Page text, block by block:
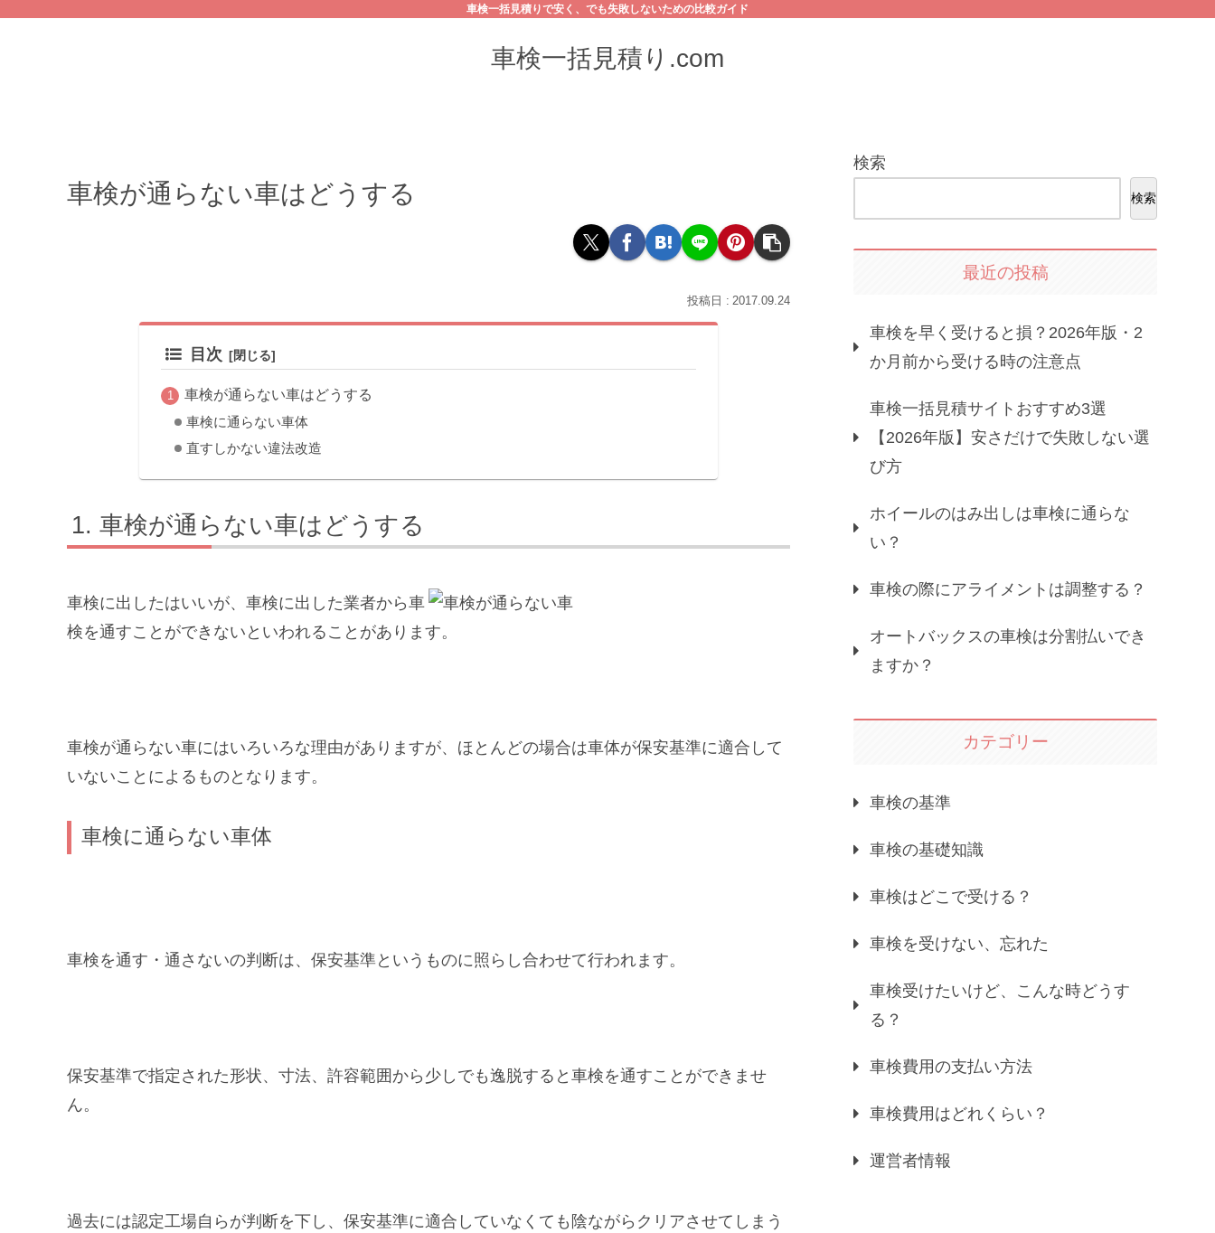
車検一括見積りで安く、でも失敗しないための比較ガイド
車検一括見積り.com
車検が通らない車はどうする
2017.09.24
目次
車検が通らない車はどうする
車検に通らない車体
直すしかない違法改造
車検が通らない車はどうする
車検に出したはいいが、車検に出した業者から車
検を通すことができないといわれることがあります。
車検が通らない車にはいろいろな理由がありますが、ほとんどの場合は車体が保安基準に適合して
いないことによるものとなります。
車検に通らない車体
車検を通す・通さないの判断は、保安基準というものに照らし合わせて行われます。
保安基準で指定された形状、寸法、許容範囲から少しでも逸脱すると車検を通すことができませ
ん。
過去には認定工場自らが判断を下し、保安基準に適合していなくても陰ながらクリアさせてしまう
検索
検索
最近の投稿
車検を早く受けると損？2026年版・2
か月前から受ける時の注意点
車検一括見積サイトおすすめ3選
【2026年版】安さだけで失敗しない選
び方
ホイールのはみ出しは車検に通らな
い？
車検の際にアライメントは調整する？
オートバックスの車検は分割払いでき
ますか？
カテゴリー
車検の基準
車検の基礎知識
車検はどこで受ける？
車検を受けない、忘れた
車検受けたいけど、こんな時どうす
る？
車検費用の支払い方法
車検費用はどれくらい？
運営者情報